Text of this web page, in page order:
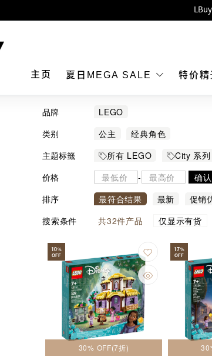
Goyard
MOKO 1楼
主页 夏日MEGA SALE 特价精
品牌
LEGO
类别
公主
经典角色
主题标籤
所有 LEGO
City 系列
价格
- 确认
排序
最符合结果 最新 促销
搜索条件
共32件产品 仅显示有货
10%
OFF
30% OFF(7折)
17%
OFF